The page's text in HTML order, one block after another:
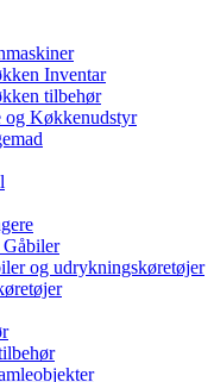
Inventar
tilbehør
og Køkkenudstyr
og udrykningskøretøjer